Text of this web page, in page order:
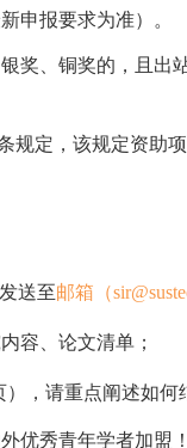
申报要求为准）。
奖、铜奖的，且
定，该规定资助
送至邮箱（
容、论文清单；
，请重点阐述如何
优秀青年学者加盟！